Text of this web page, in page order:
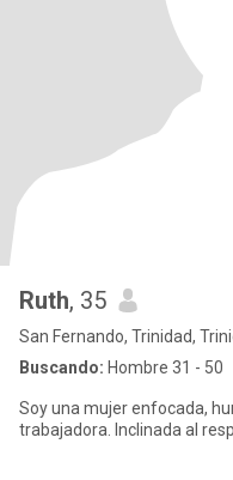
Ruth, 35
San Fernando, Trinidad,
Buscando: Hombre 31 - 50
Soy una mujer enfocada,
trabajadora. Inclinada al